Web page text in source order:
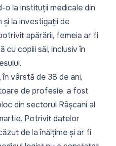
o la instituții medicale din
și la investigații de
apărării, femeia ar fi
copiii săi, inclusiv în
vârstă de 38 de ani,
de profesie, a fost
din sectorul Râșcani al
Potrivit datelor
de la înălțime și ar fi